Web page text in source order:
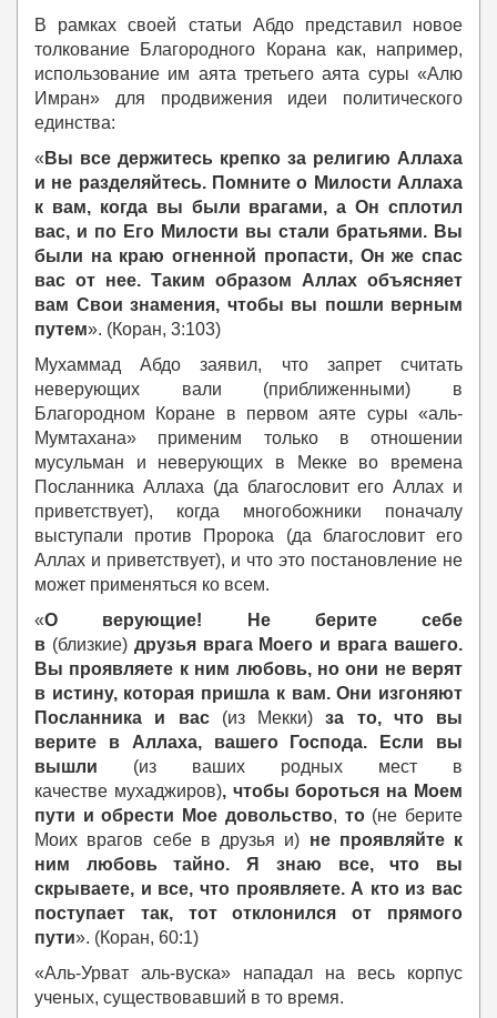
В рамках своей статьи Абдо представил новое
толкование Благородного Корана как, например,
использование им аята третьего аята суры «Алю
Имран» для продвижения идеи политического
единства:
« Вы все держитесь крепко за религию Аллаха
и не разделяйтесь. Помните о Милости Аллаха
к вам, когда вы были врагами, а Он сплотил
вас, и по Его Милости вы стали братьями. Вы
были на краю огненной пропасти, Он же спас
вас от нее. Таким образом Аллах объясняет
вам Свои знамения, чтобы вы пошли верным
путем». (Коран, 3:103)
Мухаммад Абдо заявил, что запрет считать
неверующих вали (приближенными) в
Благородном Коране в первом аяте суры «аль-
Мумтахана» применим только в отношении
мусульман и неверующих в Мекке во времена
Посланника Аллаха (да благословит его Аллах и
приветствует), когда многобожники поначалу
выступали против Пророка (да благословит его
Аллах и приветствует), и что это постановление не
может применяться ко всем.
«О верующие! Не берите себе
в (близкие)друзья врага Моего и врага вашего.
Вы проявляете к ним любовь, но они не верят
в истину, которая пришла к вам. Они изгоняют
Посланника и вас(из Мекки)за то, что вы
верите в Аллаха, вашего Господа. Если вы
вышли (из ваших родных мест в
качестве мухаджиров), чтобы бороться на Моем
пути и обрести Мое довольство, то(не берите
Моих врагов себе в друзья и) не проявляйте к
ним любовь тайно. Я знаю все, что вы
скрываете, и все, что проявляете. А кто из вас
поступает так, тот отклонился от прямого
пути». (Коран, 60:1)
«Аль-Урват аль-вуска» нападал на весь корпус
ученых, существовавший в то время.